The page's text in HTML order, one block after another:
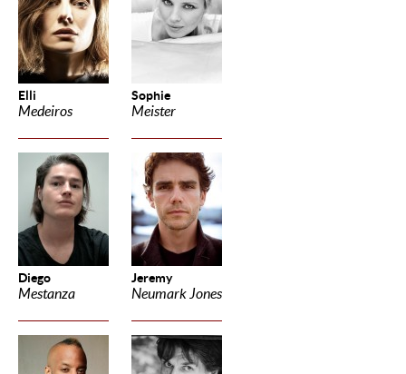
Elli
Medeiros
Sophie
Meister
Diego
Mestanza
Jeremy
Neumark Jones